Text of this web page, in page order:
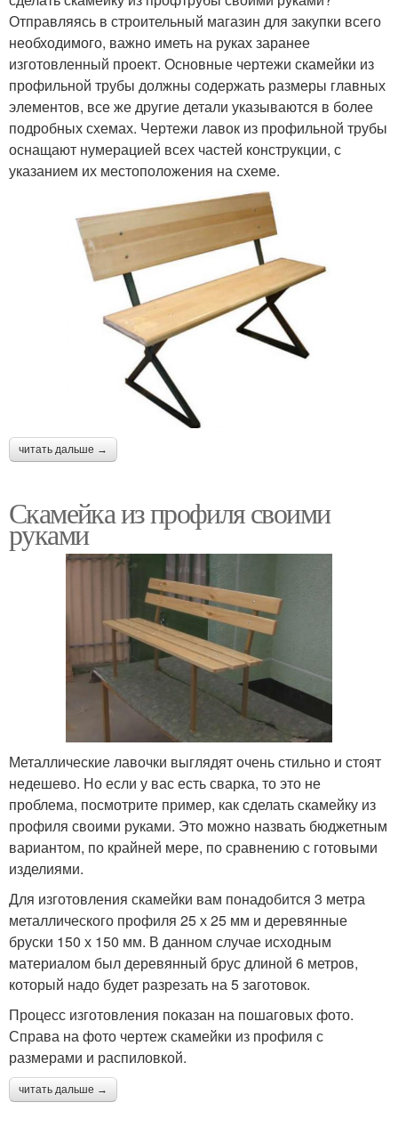
Отправляясь в строительный магазин для закупки всего
необходимого, важно иметь на руках заранее
изготовленный проект. Основные чертежи скамейки из
профильной трубы должны содержать размеры главных
элементов, все же другие детали указываются в более
подробных схемах. Чертежи лавок из профильной трубы
оснащают нумерацией всех частей конструкции, с
указанием их местоположения на схеме.
читать дальше →
Скамейка из профиля своими
руками
Металлические лавочки выглядят очень стильно и стоят
недешево. Но если у вас есть сварка, то это не
проблема, посмотрите пример, как сделать скамейку из
профиля своими руками. Это можно назвать бюджетным
вариантом, по крайней мере, по сравнению с готовыми
изделиями.
Для изготовления скамейки вам понадобится 3 метра
металлического профиля 25 х 25 мм и деревянные
бруски 150 х 150 мм. В данном случае исходным
материалом был деревянный брус длиной 6 метров,
который надо будет разрезать на 5 заготовок.
Процесс изготовления показан на пошаговых фото.
Справа на фото чертеж скамейки из профиля с
размерами и распиловкой.
читать дальше →